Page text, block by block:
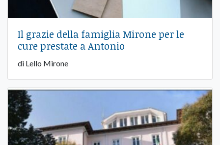
Il grazie della famiglia Mirone per le
cure prestate a Antonio
di Lello Mirone